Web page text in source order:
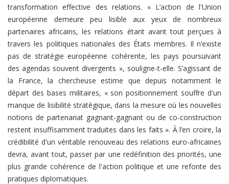
transformation effective des relations. « L’action de l'Union
européenne demeure peu lisible aux yeux de nombreux
partenaires africains, les relations étant avant tout perçues à
travers les politiques nationales des États membres. Il n’existe
pas de stratégie européenne cohérente, les pays poursuivant
des agendas souvent divergents », souligne-t-elle. S’agissant de
la France, la chercheuse estime que depuis notamment le
départ des bases militaires, « son positionnement souffre d'un
manque de lisibilité stratégique, dans la mesure où les nouvelles
notions de partenariat gagnant-gagnant ou de co-construction
restent insuffisamment traduites dans les faits ». À l’en croire, la
crédibilité d'un véritable renouveau des relations euro-africaines
devra, avant tout, passer par une redéfinition des priorités, une
plus grande cohérence de l'action politique et une refonte des
pratiques diplomatiques.